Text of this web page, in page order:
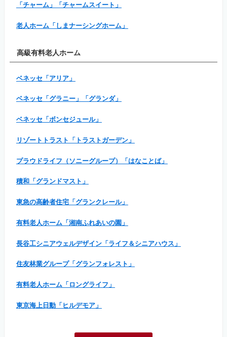
「チャーム」「チャームスイート」
老人ホーム「しまナーシングホーム」
高級有料老人ホーム
ベネッセ「アリア」
ベネッセ「グラニー」「グランダ」
ベネッセ「ボンセジュール」
リゾートトラスト「トラストガーデン」
プラウドライフ（ソニーグループ）「はなことば」
積和「グランドマスト」
東急の高齢者住宅「グランクレール」
有料老人ホーム「湘南ふれあいの園」
長谷工シニアウェルデザイン「ライフ＆シニアハウス」
住友林業グループ「グランフォレスト」
有料老人ホーム「ロングライフ」
東京海上日動「ヒルデモア」